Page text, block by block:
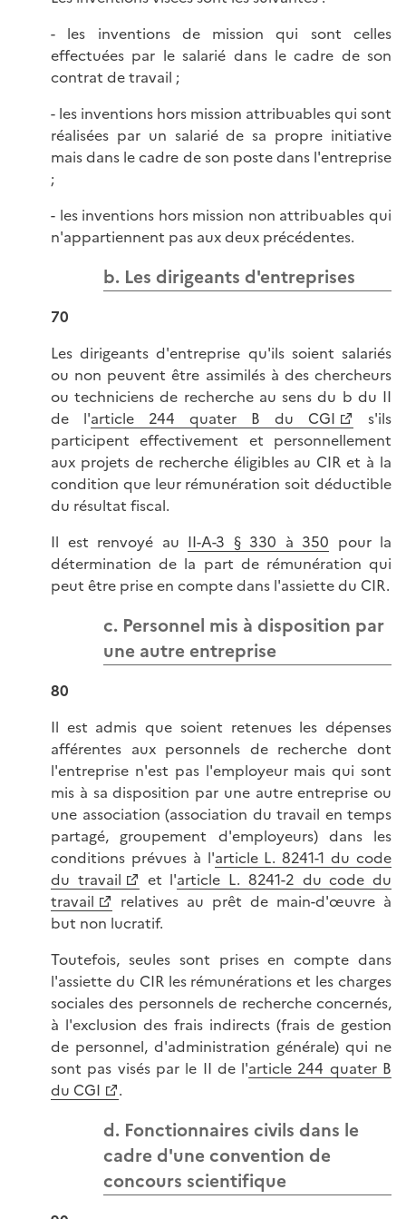
- les inventions de mission qui sont celles
effectuées par le salarié dans le cadre de son
contrat de travail ;
- les inventions hors mission attribuables qui sont
réalisées par un salarié de sa propre initiative
mais dans le cadre de son poste dans l'entreprise
;
- les inventions hors mission non attribuables qui
n'appartiennent pas aux deux précédentes.
b. Les dirigeants d'entreprises
70
Les dirigeants d'entreprise qu'ils soient salariés
ou non peuvent être assimilés à des chercheurs
ou techniciens de recherche au sens du b du II
de l'article 244 quater B du CGI
s'ils
participent effectivement et personnellement
aux projets de recherche éligibles au CIR et à la
condition que leur rémunération soit déductible
du résultat fiscal.
Il est renvoyé au II-A-3 § 330 à 350 pour la
détermination de la part de rémunération qui
peut être prise en compte dans l'assiette du CIR.
c. Personnel mis à disposition par
une autre entreprise
80
Il est admis que soient retenues les dépenses
afférentes aux personnels de recherche dont
l'entreprise n'est pas l'employeur mais qui sont
mis à sa disposition par une autre entreprise ou
une association (association du travail en temps
partagé, groupement d'employeurs) dans les
conditions prévues à l'article L. 8241-1 du code
du travail
et l'article L. 8241-2 du code du
travail
relatives au prêt de main-d'œuvre à
but non lucratif.
Toutefois, seules sont prises en compte dans
l'assiette du CIR les rémunérations et les charges
sociales des personnels de recherche concernés,
à l'exclusion des frais indirects (frais de gestion
de personnel, d'administration générale) qui ne
sont pas visés par le II de l'article 244 quater B
du CGI
.
d. Fonctionnaires civils dans le
cadre d'une convention de
concours scientifique